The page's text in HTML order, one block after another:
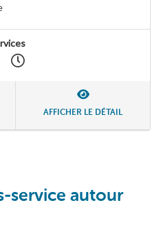
AFFICHER LE DÉTAIL
service autour